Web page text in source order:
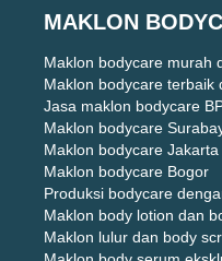
MAKLON
Maklon bodycare murah
Maklon bodycare terbaik
Jasa maklon bodycare
Maklon bodycare
Maklon bodycare Jakarta
Maklon bodycare Bogor
Produksi bodycare
Maklon body lotion dan
Maklon lulur dan body